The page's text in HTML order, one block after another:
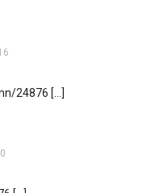
24876 […]